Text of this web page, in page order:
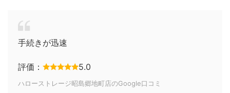
手続きが迅速
評価： 5.0
ハローストレージ昭島郷地町店のGoogle口コミ